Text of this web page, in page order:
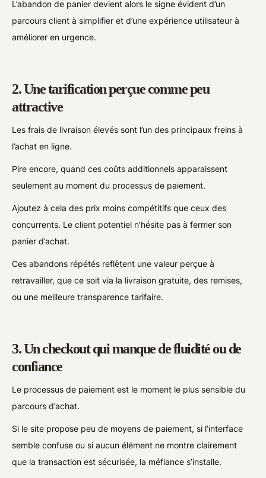
L’abandon de panier devient alors le signe évident d’un
parcours client à simplifier et d’une expérience utilisateur à
améliorer en urgence.
2. Une tarification perçue comme peu
attractive
Les frais de livraison élevés sont l’un des principaux freins à
l’achat en ligne.
Pire encore, quand ces coûts additionnels apparaissent
seulement au moment du processus de paiement.
Ajoutez à cela des prix moins compétitifs que ceux des
concurrents. Le client potentiel n’hésite pas à fermer son
panier d’achat.
Ces abandons répétés reflètent une valeur perçue à
retravailler, que ce soit via la livraison gratuite, des remises,
ou une meilleure transparence tarifaire.
3. Un checkout qui manque de fluidité ou de
confiance
Le processus de paiement est le moment le plus sensible du
parcours d’achat.
Si le site propose peu de moyens de paiement, si l’interface
semble confuse ou si aucun élément ne montre clairement
que la transaction est sécurisée, la méfiance s’installe.